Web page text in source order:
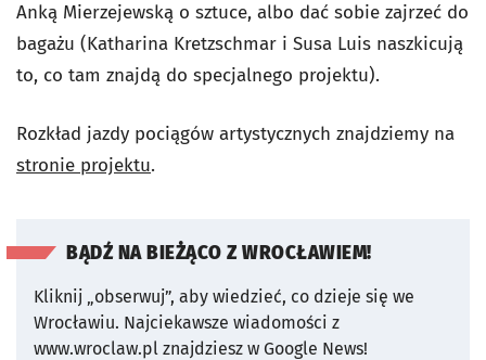
Anką Mierzejewską o sztuce, albo dać sobie zajrzeć do
bagażu (Katharina Kretzschmar i Susa Luis naszkicują
to, co tam znajdą do specjalnego projektu).
Rozkład jazdy pociągów artystycznych znajdziemy na
stronie projektu.
BĄDŹ NA BIEŻĄCO Z WROCŁAWIEM!
Kliknij „obserwuj”, aby wiedzieć, co dzieje się we
Wrocławiu. Najciekawsze wiadomości z
www.wroclaw.pl znajdziesz w Google News!